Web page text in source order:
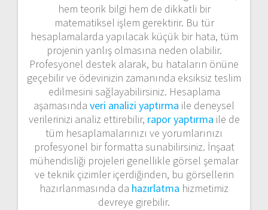
hem teorik bilgi hem de dikkatli bir
matematiksel işlem gerektirir. Bu tür
hesaplamalarda yapılacak küçük bir hata, tüm
projenin yanlış olmasına neden olabilir.
Profesyonel destek alarak, bu hataların önüne
geçebilir ve ödevinizin zamanında eksiksiz teslim
edilmesini sağlayabilirsiniz. Hesaplama
aşamasında veri analizi yaptırma ile deneysel
verilerinizi analiz ettirebilir, rapor yaptırma ile de
tüm hesaplamalarınızı ve yorumlarınızı
profesyonel bir formatta sunabilirsiniz. İnşaat
mühendisliği projeleri genellikle görsel şemalar
ve teknik çizimler içerdiğinden, bu görsellerin
hazırlanmasında da hazırlatma hizmetimiz
devreye girebilir.